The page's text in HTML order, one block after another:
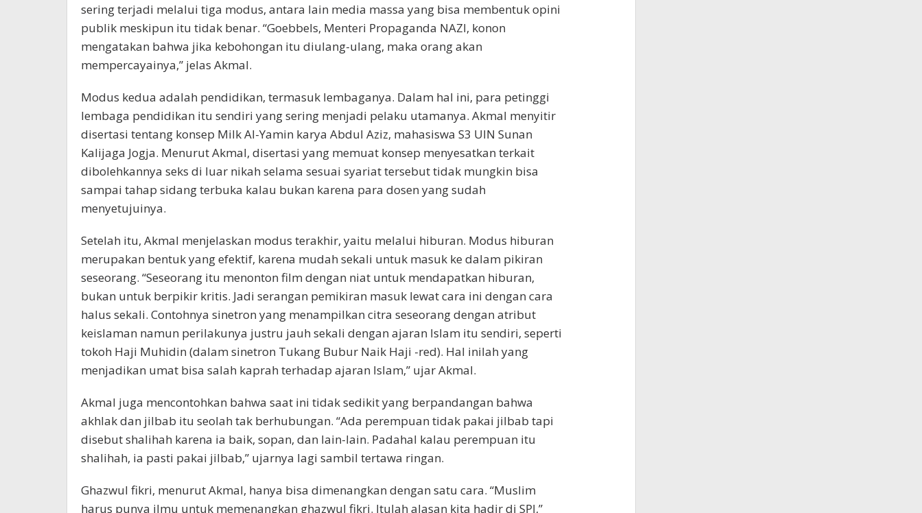
sering terjadi melalui tiga modus, antara lain media massa yang bisa membentuk opini
publik meskipun itu tidak benar. “Goebbels, Menteri Propaganda NAZI, konon
mengatakan bahwa jika kebohongan itu diulang-ulang, maka orang akan
mempercayainya,” jelas Akmal.
Modus kedua adalah pendidikan, termasuk lembaganya. Dalam hal ini, para petinggi
lembaga pendidikan itu sendiri yang sering menjadi pelaku utamanya. Akmal menyitir
disertasi tentang konsep Milk Al-Yamin karya Abdul Aziz, mahasiswa S3 UIN Sunan
Kalijaga Jogja. Menurut Akmal, disertasi yang memuat konsep menyesatkan terkait
dibolehkannya seks di luar nikah selama sesuai syariat tersebut tidak mungkin bisa
sampai tahap sidang terbuka kalau bukan karena para dosen yang sudah
menyetujuinya.
Setelah itu, Akmal menjelaskan modus terakhir, yaitu melalui hiburan. Modus hiburan
merupakan bentuk yang efektif, karena mudah sekali untuk masuk ke dalam pikiran
seseorang. “Seseorang itu menonton film dengan niat untuk mendapatkan hiburan,
bukan untuk berpikir kritis. Jadi serangan pemikiran masuk lewat cara ini dengan cara
halus sekali. Contohnya sinetron yang menampilkan citra seseorang dengan atribut
keislaman namun perilakunya justru jauh sekali dengan ajaran Islam itu sendiri, seperti
tokoh Haji Muhidin (dalam sinetron Tukang Bubur Naik Haji -red). Hal inilah yang
menjadikan umat bisa salah kaprah terhadap ajaran Islam,” ujar Akmal.
Akmal juga mencontohkan bahwa saat ini tidak sedikit yang berpandangan bahwa
akhlak dan jilbab itu seolah tak berhubungan. “Ada perempuan tidak pakai jilbab tapi
disebut shalihah karena ia baik, sopan, dan lain-lain. Padahal kalau perempuan itu
shalihah, ia pasti pakai jilbab,” ujarnya lagi sambil tertawa ringan.
Ghazwul fikri, menurut Akmal, hanya bisa dimenangkan dengan satu cara. “Muslim
harus punya ilmu untuk memenangkan ghazwul fikri. Itulah alasan kita hadir di SPI,”